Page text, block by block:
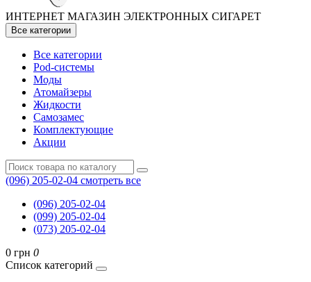
ИНТЕРНЕТ МАГАЗИН ЭЛЕКТРОННЫХ СИГАРЕТ
Все категории
Все категории
Pod-системы
Моды
Атомайзеры
Жидкости
Самозамес
Комплектующие
Акции
(096) 205-02-04 смотреть все
(096) 205-02-04
(099) 205-02-04
(073) 205-02-04
0 грн 0
Список категорий